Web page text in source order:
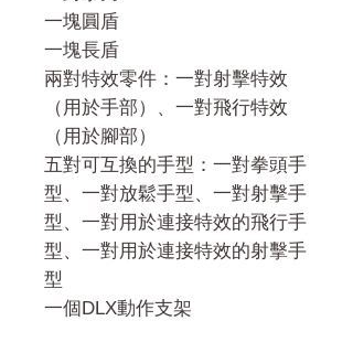
一塊圓盾
一塊長盾
兩對特效零件：一對射擊特效
（用於手部）、一對飛行特效
（用於腳部）
五對可互換的手型：一對拳頭手
型、一對放鬆手型、一對射擊手
型、一對用於連接特效的飛行手
型、一對用於連接特效的射擊手
型
一個DLX動作支架